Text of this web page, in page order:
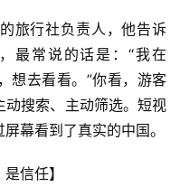
旅行社负责人，他告诉
最常说的话是：“我在
想去看看。”你看，游客
动搜索、主动筛选。短视
幕看到了真实的中国。
信任】